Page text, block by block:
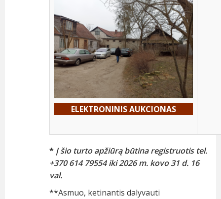
ELEKTRONINIS AUKCIONAS
* Į šio turto apžiūrą būtina registruotis tel.
+370 614 79554 iki 2026 m. kovo 31 d. 16
val.
**Asmuo, ketinantis dalyvauti